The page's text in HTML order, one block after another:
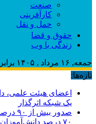
صنعت
کارآفرینی
حمل و نقل
حقوق و قضا
زندگی با وب
جمعه, ۱۶ مرداد , ۱۴۰۵ برابر با - Friday, 7 August , 2026
تازه‌ها:
اعضای هیئت علمی،
یک شبکه‌ اثرگذار
صدور
۷۰ درصد دانش‌آموزان متوسطه اول